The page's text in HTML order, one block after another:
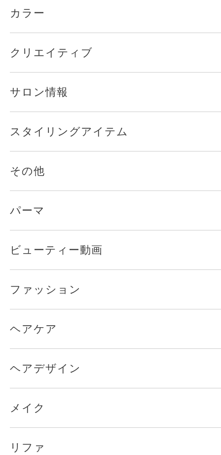
カラー
クリエイティブ
サロン情報
スタイリングアイテム
その他
パーマ
ビューティー動画
ファッション
ヘアケア
ヘアデザイン
メイク
リファ